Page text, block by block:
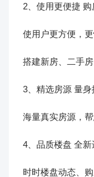
2、使用更便捷 购
使用户更方便，
搭建新房、二手
3、精选房源 量身
海量真实房源，
4、品质楼盘 全新
时时楼盘动态、